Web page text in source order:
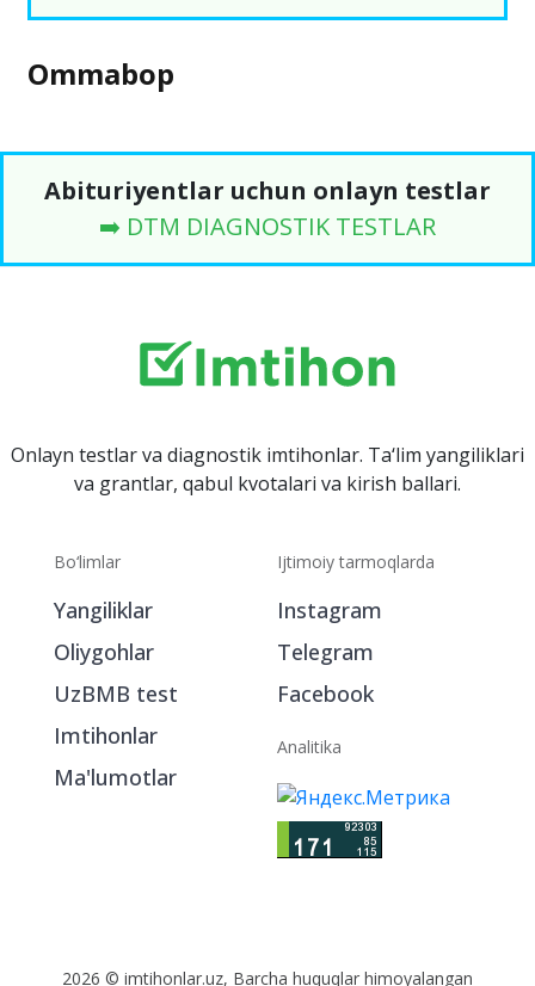
Ommabop
Abituriyentlar uchun onlayn testlar
➡️ DTM DIAGNOSTIK TESTLAR
Onlayn testlar va diagnostik imtihonlar. Ta‘lim yangiliklari
va grantlar, qabul kvotalari va kirish ballari.
Bo‘limlar
Yangiliklar
Oliygohlar
UzBMB test
Imtihonlar
Ma'lumotlar
Ijtimoiy tarmoqlarda
Instagram
Telegram
Facebook
Analitika
2026 © imtihonlar.uz, Barcha huquqlar himoyalangan